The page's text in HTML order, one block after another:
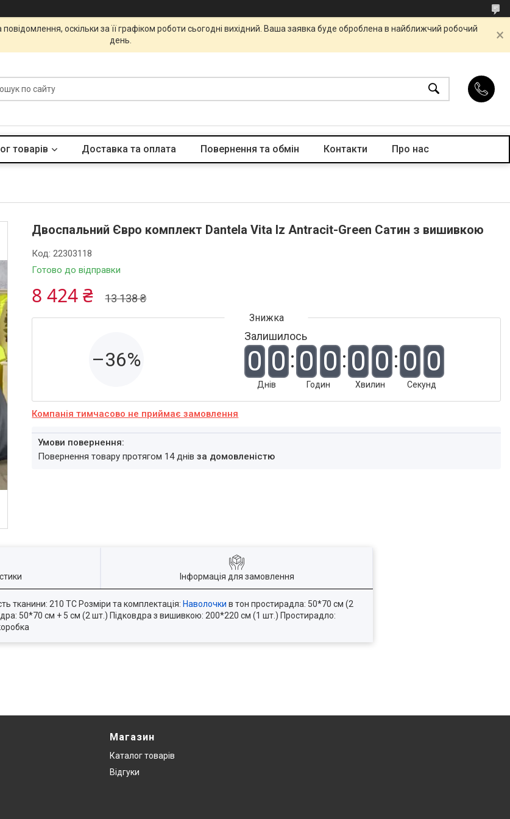
оскільки за її графіком роботи сьогодні вихідний. Ваша заявка буде оброблена в найближчий робочий
день.
товарів Доставка та оплата Повернення та обмін Контакти Про нас
Двоспальний Євро комплект Dantela Vita Iz Antracit-Green Сатин з вишивкою
Готово до відправки
Код:22303118
13 138 ₴
8 424 ₴
–36%
Залишилось
0 0
Днів
0 0
Годин
0 0
Хвилин
0 0
Секунд
Компанія тимчасово не приймає замовлення
повернення товару протягом 14 днівза домовленістю
Інформація для замовлення
тканини: 210 ТС Розміри та комплектація: Наволочки в тон простирадла: 50*70 см (2
дра: 50*70 см + 5 см (2 шт.) Підковдра з вишивкою: 200*220 см (1 шт.) Простирадло:
Магазин
Каталог товарів
Відгуки